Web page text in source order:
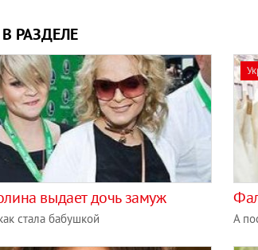
РАЗДЕЛЕ
выдает дочь замуж
стала бабушкой А